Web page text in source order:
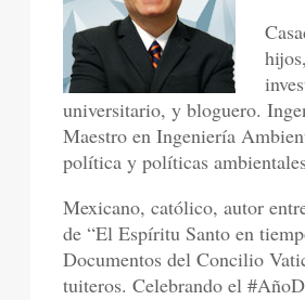
universitario, y bloguero.
Maestro en Ingeniería
política y políticas
Mexicano, católico, autor
de “El Espíritu Santo en
Documentos del Concilio
tuiteros. Celebrando el